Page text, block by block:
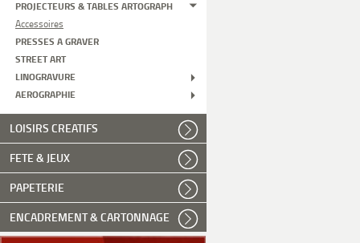
PROJECTEURS & TABLES ARTOGRAPH
Accessoires
PRESSES A GRAVER
STREET ART
LINOGRAVURE
AEROGRAPHIE
LOISIRS CREATIFS
FETE & JEUX
PAPETERIE
ENCADREMENT & CARTONNAGE